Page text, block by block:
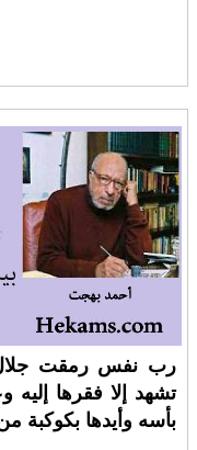
رب نفس رمقت جلال
تشهد إلا فقرها
بأسه وأيدها بكوكبة